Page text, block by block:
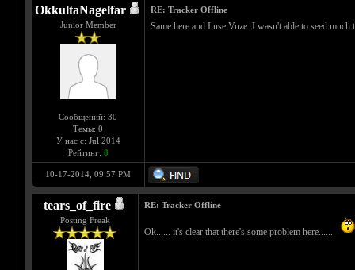
OkkultaNagelfar
Junior Member
Сообщений: 30
Темы: 0
У нас с: Jul 2014
Рейтинг: 8
RE: Tracker Offline
Same here and I use Vuze. I wasn't able to seed
10-17-2014, 09:57 PM
tears_of_fire
Posting Freak
RE: Tracker Offline
Ok...... it's clear that there's some problem here......